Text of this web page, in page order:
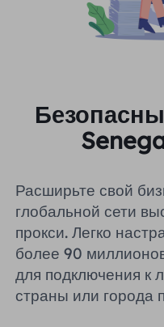
Расширьте свой
глобальной сети
прокси. Легко
более 90
для подключения к
страны или города